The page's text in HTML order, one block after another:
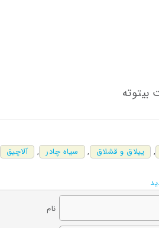
بیتوته
, ییلاق و قشلاق , سیاه چادر , آلاچیق
نام